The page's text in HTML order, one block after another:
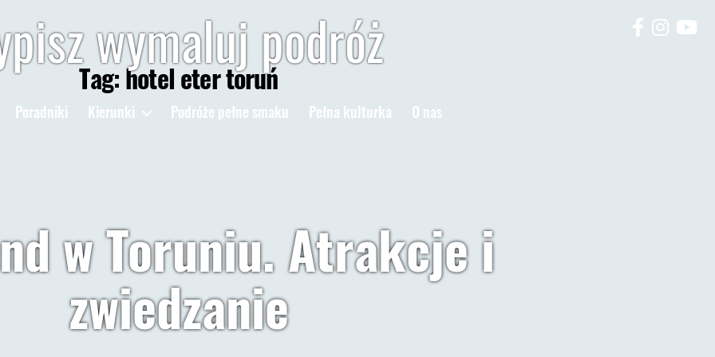
wymaluj podróż
Poradniki Kierunki Podróże pełne smaku Pełna kulturka O nas
Tag:hotel eter toruń
w Toruniu. Atrakcje i
zwiedzanie